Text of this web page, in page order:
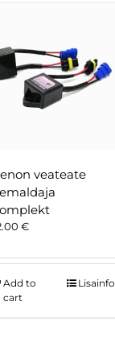
veateate
€
Add to
cart
Lisainfo